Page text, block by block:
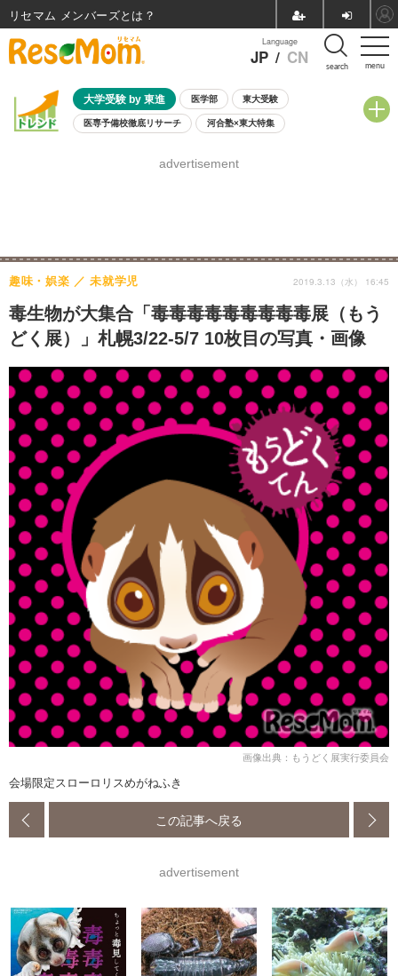
menu
Language
JP / CN search
大学受験 by 東進 医学部 東大受験
医専予備校徹底リサーチ 河合塾×東大特集
8月開催学校説明会・相談会
advertisement
毒生物が大集合「毒毒毒毒毒毒毒毒毒展（もう
どく展）」札幌3/22-5/7 10枚目の写真・画像
趣味・娯楽 未就学児 2019.3.13（水） 16:45
画像出典：もうどく展実行委員会
会場限定スローロリスめがねふき
この記事へ戻る
advertisement
リセマム メンバーズ